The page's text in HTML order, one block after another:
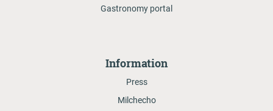
Gastronomy portal
Information
Press
Milchecho